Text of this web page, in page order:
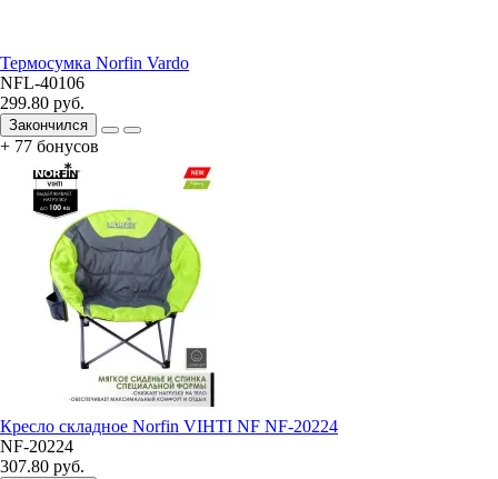
Термосумка Norfin Vardo
NFL-40106
299.80 руб.
Закончился
+ 77 бонусов
Кресло складное Norfin VIHTI NF NF-20224
NF-20224
307.80 руб.